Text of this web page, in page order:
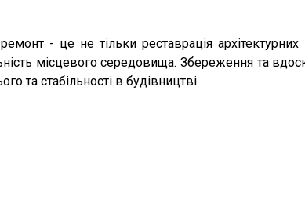
- це не тільки реставрація
місцевого середовища. Збереження та
та стабільності в будівництві.